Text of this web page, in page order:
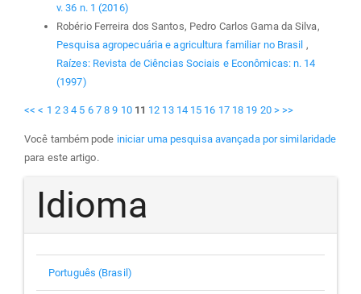
v. 36 n. 1 (2016)
Robério Ferreira dos Santos, Pedro Carlos Gama da Silva,
Pesquisa agropecuária e agricultura familiar no Brasil ,
Raízes: Revista de Ciências Sociais e Econômicas: n. 14
(1997)
<< < 1 2 3 4 5 6 7 8 9 10 11 12 13 14 15 16 17 18 19 20 > >>
Você também pode iniciar uma pesquisa avançada por similaridade
para este artigo.
Idioma
Português (Brasil)